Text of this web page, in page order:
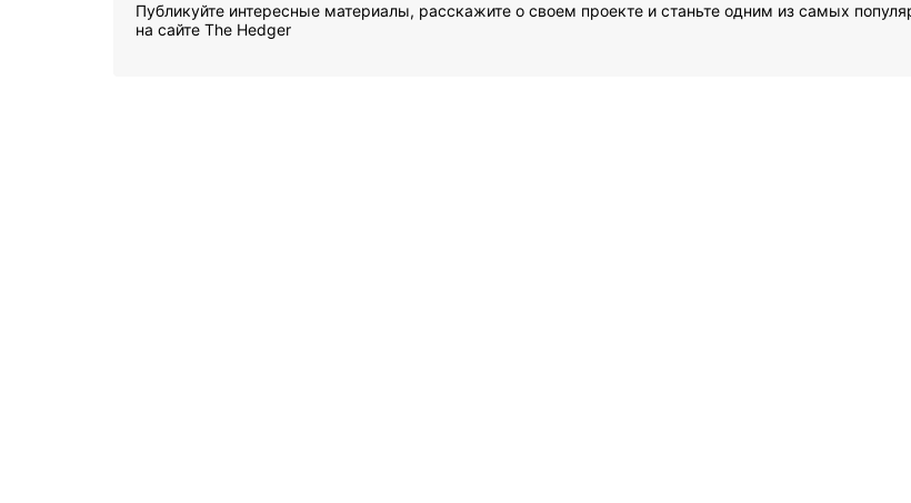
Публикуйте интересные материалы, расскажите о своем проекте и станьте одним из самых
на сайте The Hedger